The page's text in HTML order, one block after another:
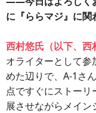
に『ららマジ』に関
西村悠氏（以下、西
オライターとして
めた辺りで、A-1さ
点ですぐにストー
展させながらメイ